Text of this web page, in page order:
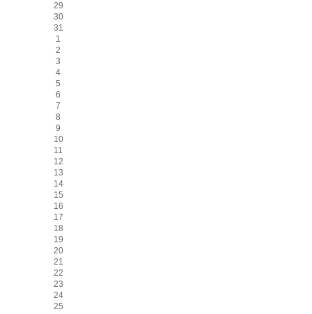
29
30
31
1
2
3
4
5
6
7
8
9
10
11
12
13
14
15
16
17
18
19
20
21
22
23
24
25